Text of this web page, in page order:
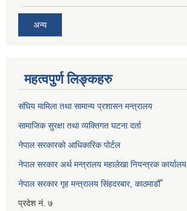
अन्य
महत्वपुर्ण लिङ्कहरु
संघिय मामिला तथा सामान्य प्रशासन मन्त्रालय
सामाजिक सुरक्षा तथा व्यक्तिगत घटना दर्ता
नेपाल सरकारको आधिकारिक पोर्टल
नेपाल सरकार अर्थ मन्त्रालय महालेखा नियन्त्रक कार्यालय
नेपाल सरकार गृह मन्त्रालय सिंहदरबार, काठमाडौँ
प्रदेश नं. ७